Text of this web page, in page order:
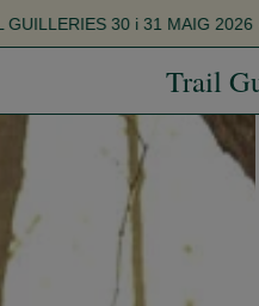
TRAIL GUILLERIES 30 i 31
Trail